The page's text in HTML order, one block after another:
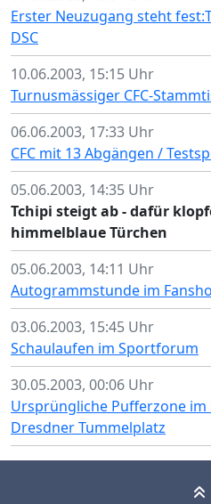
Erster Neuzugang steht
DSC
10.06.2003, 15:15 Uhr
Turnusmässiger CFC-
06.06.2003, 17:33 Uhr
CFC mit 13 Abgängen /
05.06.2003, 14:35 Uhr
Tchipi steigt ab - dafür
himmelblaue Türchen
05.06.2003, 14:11 Uhr
Autogrammstunde im
03.06.2003, 15:45 Uhr
Schaulaufen im Sportforum
30.05.2003, 00:06 Uhr
Ursprüngliche Pufferzone im
Dresdner Tummelplatz